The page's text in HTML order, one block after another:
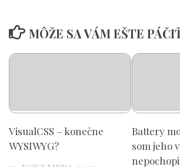
MÔŽE SA VÁM EŠTE
VisualCSS – konečne
WYSIWYG?
Battery
som jeho